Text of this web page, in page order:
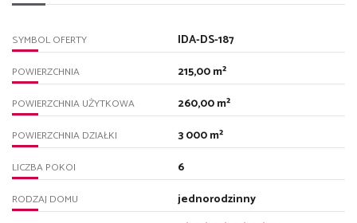
SYMBOL OFERTY IDA-DS-187
POWIERZCHNIA 215,00 m²
POWIERZCHNIA UŻYTKOWA 260,00 m²
POWIERZCHNIA DZIAŁKI 3 000 m²
LICZBA POKOI 6
RODZAJ DOMU jednorodzinny